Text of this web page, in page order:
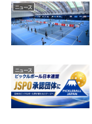
ニュース
ニュース